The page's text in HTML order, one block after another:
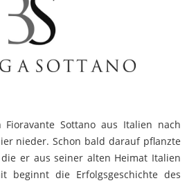
Fioravante Sottano aus Italien nach
nieder. Schon bald darauf pflanzte
er aus seiner alten Heimat Italien
beginnt die Erfolgsgeschichte des